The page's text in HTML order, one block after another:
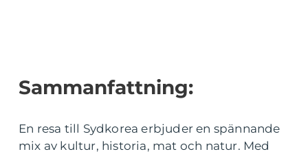
Sammanfattning:
En resa till Sydkorea erbjuder en spännande
mix av kultur, historia, mat och natur. Med